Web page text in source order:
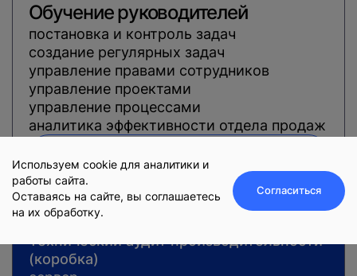
Обучение руководителей
постановка и контроль задач
создание регулярных задач
управление правами сотрудников
управление проектами
управление процессами
аналитика эффективности отдела продаж
Аудит CRM
Технический аудит производительности
(коробка)
Используем cookie для аналитики и
работы сайта.
Оставаясь на сайте, вы соглашаетесь
на их обработку.
Согласиться